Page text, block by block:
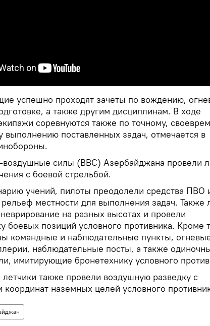
успешно проходят зачеты по вождению,
а также другим дисциплинам. В ходе
соревнуются также по точному,
выполнению поставленных задач, отмечается в
воздушные силы (ВВС) Азербайджана провели
с боевой стрельбой.
учений, пилоты преодолели средства ПВО
местности для выполнения задач. Также
на разных высотах и провели
боевых позиций условного противника. Кроме
командные и наблюдательные пункты,
наблюдательные посты, а также
имитирующие бронетехнику условного
также провели воздушную разведку с
наземных целей условного